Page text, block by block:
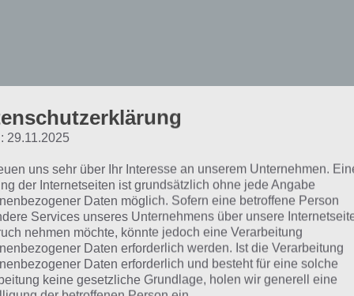
geht es in Das
besteht deine Aufgabe darin, deinen
aufzubauen, das dir und deinen Schlümpfen gefällt. Du
29.11.2025
uns sehr über Ihr Interesse an unserem Unternehmen.
der Internetseiten ist grundsätzlich ohne jede Angabe
Daten möglich. Sofern eine betroffene Person
Services unseres Unternehmens über unsere
nehmen möchte, könnte jedoch eine Verarbeitung
Daten erforderlich werden. Ist die Verarbeitung
Daten erforderlich und besteht für eine solche
keine gesetzliche Grundlage, holen wir generell eine